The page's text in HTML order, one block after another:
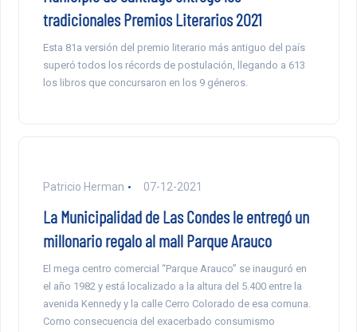
tradicionales Premios Literarios 2021
Esta 81a versión del premio literario más antiguo del país
superó todos los récords de postulación, llegando a 613
los libros que concursaron en los 9 géneros.
Patricio Herman 07-12-2021
La Municipalidad de Las Condes le entregó un
millonario regalo al mall Parque Arauco
El mega centro comercial “Parque Arauco” se inauguró en
el año 1982 y está localizado a la altura del 5.400 entre la
avenida Kennedy y la calle Cerro Colorado de esa comuna.
Como consecuencia del exacerbado consumismo